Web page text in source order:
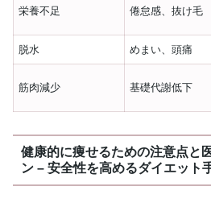
栄養不足 倦怠感、抜け毛
脱水 めまい、頭痛
筋肉減少 基礎代謝低下
健康的に痩せるための注意点と
ン – 安全性を高めるダイエット